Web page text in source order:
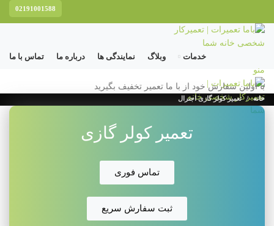
02191001588
خدمات وبلاگ نمایندگی ها درباره ما
تماس با ما
منو
با اولین سفارش خود از با ما تعمیر تخفیف بگیرید
خانه تعمیر کولر گازی اجنرال
تعمیر کولر گازی
تماس فوری
ثبت سفارش سریع